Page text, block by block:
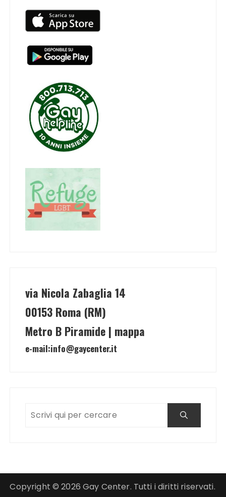
via Nicola Zabaglia 14
00153 Roma (RM)
Metro B Piramide | mappa
e-mail:info@gaycenter.it
Copyright © 2026 Gay Center. Tutti i diritti riservati.